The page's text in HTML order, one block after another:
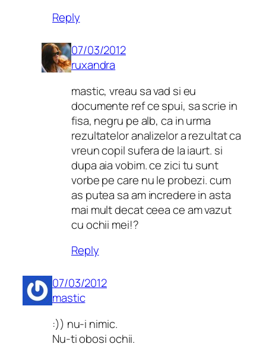
Reply
07/03/2012
ruxandra
mastic, vreau sa vad si eu
documente ref ce spui, sa scrie in
fisa, negru pe alb, ca in urma
rezultatelor analizelor a rezultat ca
vreun copil sufera de la iaurt. si
dupa aia vobim. ce zici tu sunt
vorbe pe care nu le probezi. cum
as putea sa am incredere in asta
mai mult decat ceea ce am vazut
cu ochii mei!?
Reply
07/03/2012
mastic
:)) nu-i nimic.
Nu-ti obosi ochii.